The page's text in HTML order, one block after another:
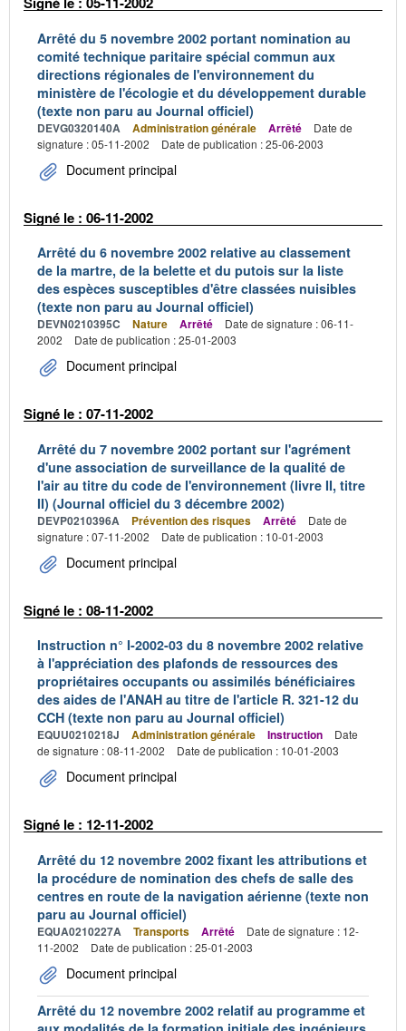
Arrêté du 5 novembre 2002 portant nomination au
comité technique paritaire spécial commun aux
directions régionales de l'environnement du
ministère de l'écologie et du développement durable
(texte non paru au Journal officiel)
DEVG0320140A Administration générale Arrêté
Date de
signature : 05-11-2002
Date de publication : 25-06-2003
Document principal
Signé le : 06-11-2002
Arrêté du 6 novembre 2002 relative au classement
de la martre, de la belette et du putois sur la liste
des espèces susceptibles d'être classées nuisibles
(texte non paru au Journal officiel)
DEVN0210395C Nature Arrêté
Date de signature : 06-11-
2002
Date de publication : 25-01-2003
Document principal
Signé le : 07-11-2002
Arrêté du 7 novembre 2002 portant sur l'agrément
d'une association de surveillance de la qualité de
l'air au titre du code de l'environnement (livre II, titre
II) (Journal officiel du 3 décembre 2002)
DEVP0210396A Prévention des risques Arrêté
Date de
signature : 07-11-2002
Date de publication : 10-01-2003
Document principal
Signé le : 08-11-2002
Instruction n° I-2002-03 du 8 novembre 2002 relative
à l'appréciation des plafonds de ressources des
propriétaires occupants ou assimilés bénéficiaires
des aides de l'ANAH au titre de l'article R. 321-12 du
CCH (texte non paru au Journal officiel)
EQUU0210218J Administration générale Instruction
Date
de signature : 08-11-2002
Date de publication : 10-01-2003
Document principal
Signé le : 12-11-2002
Arrêté du 12 novembre 2002 fixant les attributions et
la procédure de nomination des chefs de salle des
centres en route de la navigation aérienne (texte non
paru au Journal officiel)
EQUA0210227A Transports Arrêté
Date de signature : 12-
11-2002
Date de publication : 25-01-2003
Document principal
Arrêté du 12 novembre 2002 relatif au programme et